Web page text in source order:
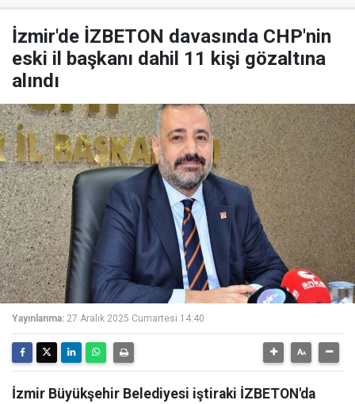
İzmir'de İZBETON davasında CHP'nin
eski il başkanı dahil 11 kişi gözaltına
alındı
Yayınlanma: 27 Aralık 2025 Cumartesi 14:40
İzmir Büyükşehir Belediyesi iştiraki İZBETON'da